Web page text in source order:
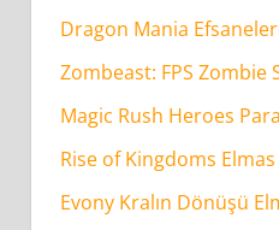
Dragon Mania
Zombeast: FPS Zombie
Magic Rush Heroes
Rise of Kingdoms
Evony Kralın Dönüşü